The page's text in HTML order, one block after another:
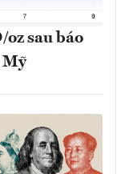
oz sau báo
Mỹ